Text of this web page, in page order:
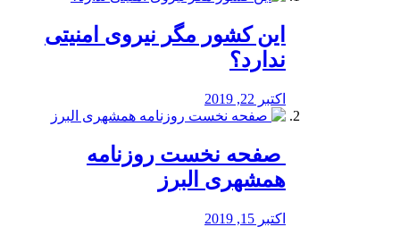
این کشور مگر نیروی امنیتی
ندارد؟
اکتبر 22, 2019
️ صفحه نخست روزنامه‌
همشهری البرز
اکتبر 15, 2019